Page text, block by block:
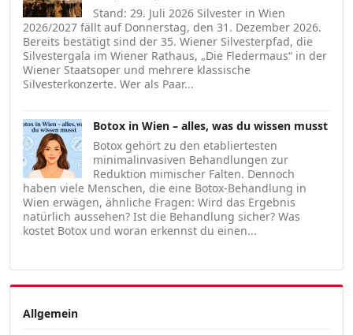
Stand: 29. Juli 2026 Silvester in Wien
2026/2027 fällt auf Donnerstag, den 31. Dezember 2026.
Bereits bestätigt sind der 35. Wiener Silvesterpfad, die
Silvestergala im Wiener Rathaus, „Die Fledermaus“ in der
Wiener Staatsoper und mehrere klassische
Silvesterkonzerte. Wer als Paar...
Botox in Wien – alles, was du wissen musst
Botox gehört zu den etabliertesten
minimalinvasiven Behandlungen zur
Reduktion mimischer Falten. Dennoch
haben viele Menschen, die eine Botox-Behandlung in
Wien erwägen, ähnliche Fragen: Wird das Ergebnis
natürlich aussehen? Ist die Behandlung sicher? Was
kostet Botox und woran erkennst du einen...
Allgemein